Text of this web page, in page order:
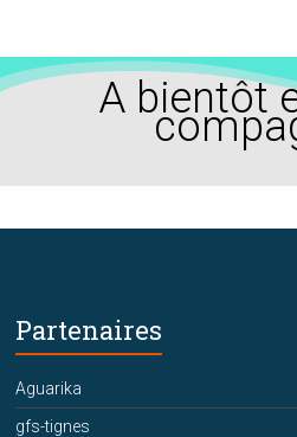
A bientôt
Partenaires
Aguarika
gfs-tignes